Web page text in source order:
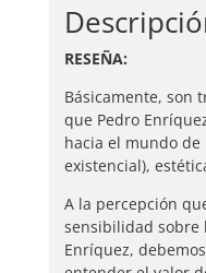
RESEÑA:
Básicamente, son
que Pedro
hacia el mundo
existencial),
A la percepción
sensibilidad sobre
Enríquez,